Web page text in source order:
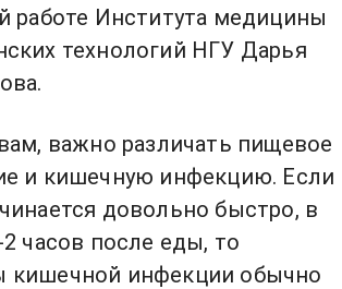
работе Института медицины
технологий НГУ Дарья
важно различать пищевое
и кишечную инфекцию. Если
довольно быстро, в
2 часов после еды, то
кишечной инфекции обычно